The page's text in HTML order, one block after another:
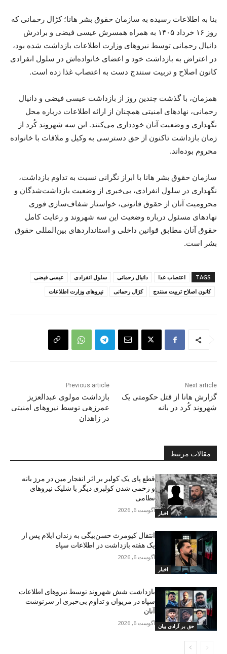
بنا بە اطلاعات رسیده به سازمان حقوق بشر هانا؛ کژال رحمانی که
روز ۱۶ خرداد ۱۴۰۵ به همراه همسرش عیسی فیضی و برادرش
دانیال رحمانی توسط نیروهای وزارت اطلاعات بازداشت شده بود،
در اعتراض به بازداشت خود و اعضای خانواده‌اش در سلول انفرادی
کانون اصلاح و تربیت سنندج دست به اعتصاب غذا زده است.
همزمان، با گذشت چندین روز از بازداشت عیسی فیضی و دانیال
رحمانی، نهادهای امنیتی همچنان از ارائه اطلاعات درباره محل
نگهداری و وضعیت آنان خودداری می‌کنند. این سه شهروند کُرد از
زمان بازداشت تاکنون از حق دسترسی به وکیل و ملاقات با خانواده
محروم بوده‌اند.
سازمان حقوق بشر هانا با ابراز نگرانی نسبت به تداوم بازداشت،
نگهداری در سلول انفرادی، بی‌خبری از وضعیت بازداشت‌شدگان و
محرومیت آنان از حقوق قانونی، خواستار شفاف‌سازی فوری
نهادهای مسئول درباره وضعیت این سه شهروند و رعایت کامل
حقوق آنان مطابق قوانین داخلی و استانداردهای بین‌المللی حقوق
بشر است.
TAGS اعتصاب غذا دانیال رحمانی سلول انفرادی
عیسی فیضی
کانون اصلاح تربیت سنندج
کژال رحمانی نیروهای وزارت اطلاعات
Previous article
بازداشت مولوی عبدالعزیز
عمرزهی توسط نیروهای امنیتی
در زاهدان
Next article
گزارش هانا از قتل حکومتی یک
شهروند کُرد در بانه
مقالات مرتبط
اخبار
قطع پای یک کولبر بر اثر انفجار مین در مرز بانه
و زخمی شدن کولبری دیگر با شلیک نیروهای
نظامی
آگوست 6, 2026
اخبار
انتقال کیومرث حسن‌بیگی به زندان ایلام پس از
یک هفته بازداشت در اطلاعات سپاه
آگوست 6, 2026
حق بر آزادی بیان
بازداشت شش شهروند توسط نیروهای اطلاعات
سپاە در مریوان و تداوم بی‌خبری از سرنوشت
آنان
آگوست 6, 2026